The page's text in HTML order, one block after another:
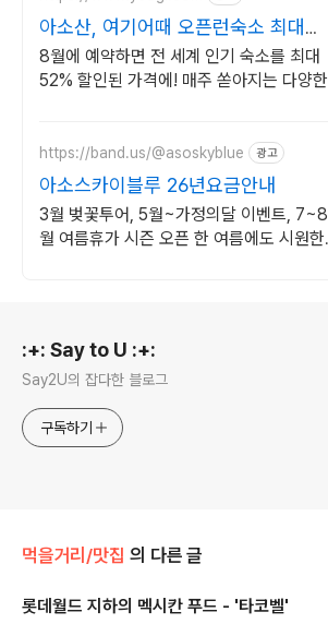
아소산, 여기어때 오픈런숙소 최대
81% 할인
8월에 예약하면 전 세계 인기 숙소를 최대
52% 할인된 가격에! 매주 쏟아지는 다양한
https://band.us/@asoskyblue 광고
아소스카이블루 26년요금안내
3월 벚꽃투어, 5월~가정의달 이벤트, 7~8
월 여름휴가 시즌 오픈 한 여름에도 시원한
:+: Say to U :+:
Say2U의 잡다한 블로그
구독하기
먹을거리/맛집 의 다른 글
롯데월드 지하의 멕시칸 푸드 - '타코벨'